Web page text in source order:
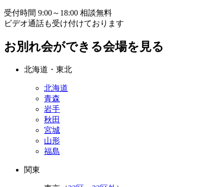
受付時間 9:00～18:00 相談無料
ビデオ通話も受け付けております
お別れ会ができる会場を見る
北海道・東北
北海道
青森
岩手
秋田
宮城
山形
福島
関東